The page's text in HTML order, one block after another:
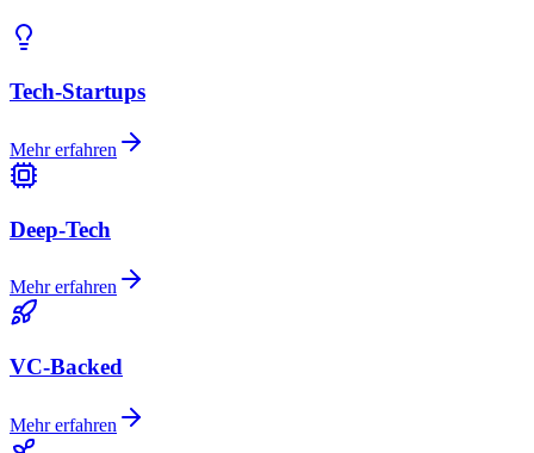
Tech-Startups
Mehr erfahren
Deep-Tech
Mehr erfahren
VC-Backed
Mehr erfahren